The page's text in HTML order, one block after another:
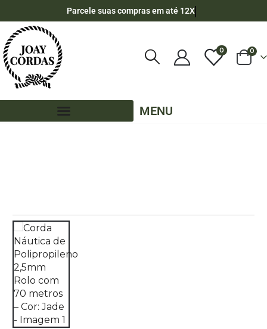
Parcele suas compras em até 12X
0 0
MENU